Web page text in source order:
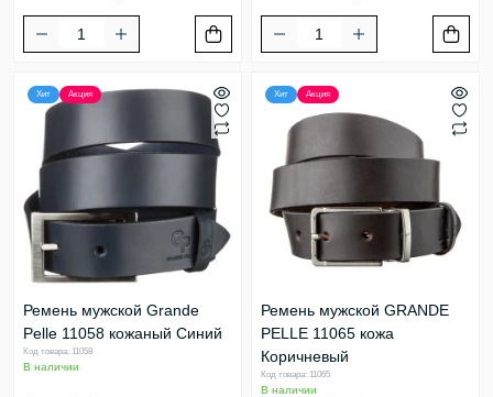
Хит Акция
Ремень мужской Grande
Pelle 11058 кожаный Синий
Код товара: 11058
В наличии
Хит Акция
Ремень мужской GRANDE
PELLE 11065 кожа
Коричневый
Код товара: 11065
В наличии